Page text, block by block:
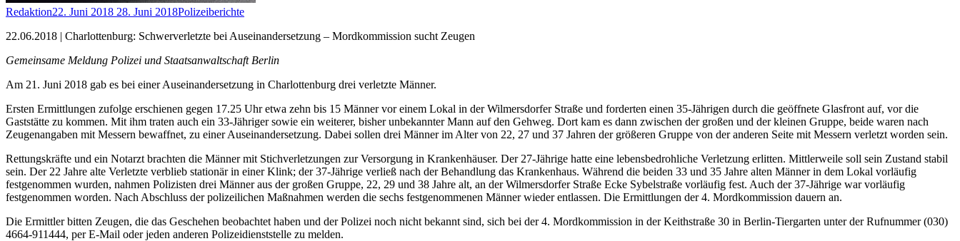
Redaktion22. Juni 2018 28. Juni 2018Polizeiberichte
22.06.2018 | Charlottenburg: Schwerverletzte bei Auseinandersetzung – Mordkommission sucht Zeugen
Gemeinsame Meldung Polizei und Staatsanwaltschaft Berlin
Am 21. Juni 2018 gab es bei einer Auseinandersetzung in Charlottenburg drei verletzte Männer.
Ersten Ermittlungen zufolge erschienen gegen 17.25 Uhr etwa zehn bis 15 Männer vor einem Lokal in der Wilmersdorfer Straße und forderten einen 35-Jährigen durch die geöffnete Glasfront auf, vor die
Gaststätte zu kommen. Mit ihm traten auch ein 33-Jähriger sowie ein weiterer, bisher unbekannter Mann auf den Gehweg. Dort kam es dann zwischen der großen und der kleinen Gruppe, beide waren nach
Zeugenangaben mit Messern bewaffnet, zu einer Auseinandersetzung. Dabei sollen drei Männer im Alter von 22, 27 und 37 Jahren der größeren Gruppe von der anderen Seite mit Messern verletzt worden sein.
Rettungskräfte und ein Notarzt brachten die Männer mit Stichverletzungen zur Versorgung in Krankenhäuser. Der 27-Jährige hatte eine lebensbedrohliche Verletzung erlitten. Mittlerweile soll sein Zustand stabil
sein. Der 22 Jahre alte Verletzte verblieb stationär in einer Klink; der 37-Jährige verließ nach der Behandlung das Krankenhaus. Während die beiden 33 und 35 Jahre alten Männer in dem Lokal vorläufig
festgenommen wurden, nahmen Polizisten drei Männer aus der großen Gruppe, 22, 29 und 38 Jahre alt, an der Wilmersdorfer Straße Ecke Sybelstraße vorläufig fest. Auch der 37-Jährige war vorläufig
festgenommen worden. Nach Abschluss der polizeilichen Maßnahmen werden die sechs festgenommenen Männer wieder entlassen. Die Ermittlungen der 4. Mordkommission dauern an.
Die Ermittler bitten Zeugen, die das Geschehen beobachtet haben und der Polizei noch nicht bekannt sind, sich bei der 4. Mordkommission in der Keithstraße 30 in Berlin-Tiergarten unter der Rufnummer (030)
4664-911444, per E-Mail oder jeden anderen Polizeidienststelle zu melden.